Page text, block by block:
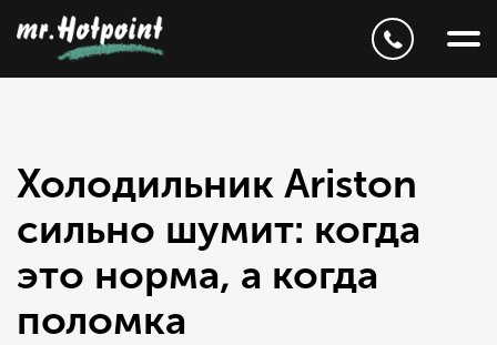
Холодильник Ariston
сильно шумит: когда
это норма, а когда
поломка